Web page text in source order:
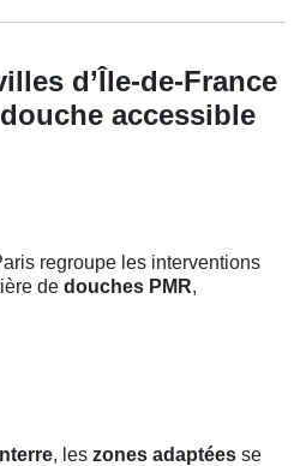
d’Île-de-France
accessible
regroupe les interventions
de douches PMR,
, les zones adaptées se